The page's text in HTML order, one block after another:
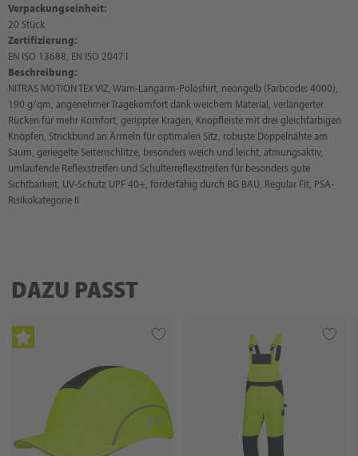
Verpackungseinheit:
20 Stück
Zertifizierung:
EN ISO 13688, EN ISO 20471
Beschreibung:
NITRAS MOTION TEX VIZ, Warn-Langarm-Poloshirt, neongelb (Farbcode: 4000),
190 g/qm, angenehmer Tragekomfort dank weichem Material, verlängerter
Rücken für mehr Komfort, gerippter Kragen, Knopfleiste mit drei gleichfarbigen
Knöpfen, Strickbund an Ärmeln für optimalen Sitz, robuste Doppelnähte am
Saum, geriegelte Seitenschlitze, besonders weich und leicht, atmungsaktiv,
umlaufende Reflexstreifen und Schulterreflexstreifen für besonders gute
Sichtbarkeit, UV-Schutz UPF 40+, förderfähig durch BG BAU, Regular Fit, PSA-
Risikokategorie II
DAZU PASST